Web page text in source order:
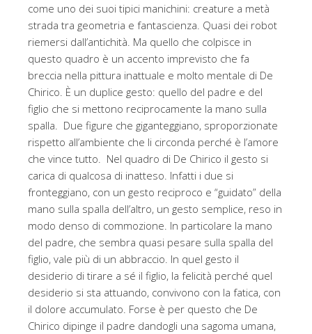
come uno dei suoi tipici manichini: creature a metà
strada tra geometria e fantascienza. Quasi dei robot
riemersi dall’antichità. Ma quello che colpisce in
questo quadro è un accento imprevisto che fa
breccia nella pittura inattuale e molto mentale di De
Chirico. È un duplice gesto: quello del padre e del
figlio che si mettono reciprocamente la mano sulla
spalla. Due figure che giganteggiano, sproporzionate
rispetto all’ambiente che li circonda perché è l’amore
che vince tutto. Nel quadro di De Chirico il gesto si
carica di qualcosa di inatteso. Infatti i due si
fronteggiano, con un gesto reciproco e “guidato” della
mano sulla spalla dell’altro, un gesto semplice, reso in
modo denso di commozione. In particolare la mano
del padre, che sembra quasi pesare sulla spalla del
figlio, vale più di un abbraccio. In quel gesto il
desiderio di tirare a sé il figlio, la felicità perché quel
desiderio si sta attuando, convivono con la fatica, con
il dolore accumulato. Forse è per questo che De
Chirico dipinge il padre dandogli una sagoma umana,